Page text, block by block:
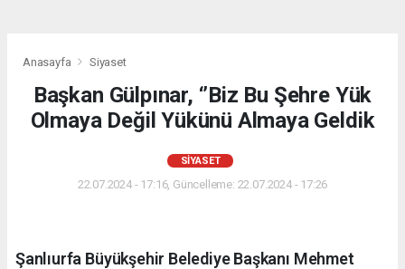
Anasayfa Siyaset
Başkan Gülpınar, ‘’Biz Bu Şehre Yük
Olmaya Değil Yükünü Almaya Geldik
SIYASET
22.07.2024 - 17:16, Güncelleme: 22.07.2024 - 17:26
Şanlıurfa Büyükşehir Belediye Başkanı Mehmet